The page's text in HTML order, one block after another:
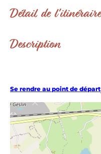
Détail de l'itinéraire
Description
Se rendre au point de départ